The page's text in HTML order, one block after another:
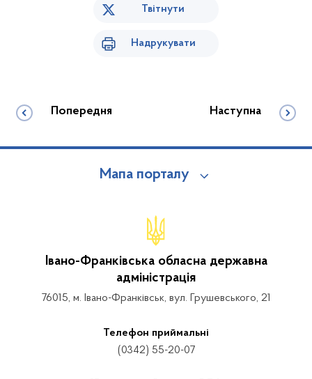
Твітнути
Надрукувати
Попередня Наступна
Мапа порталу
Івано-Франківська обласна державна
адміністрація
76015, м. Івано-Франківськ, вул. Грушевського, 21
Телефон приймальні
(0342) 55-20-07